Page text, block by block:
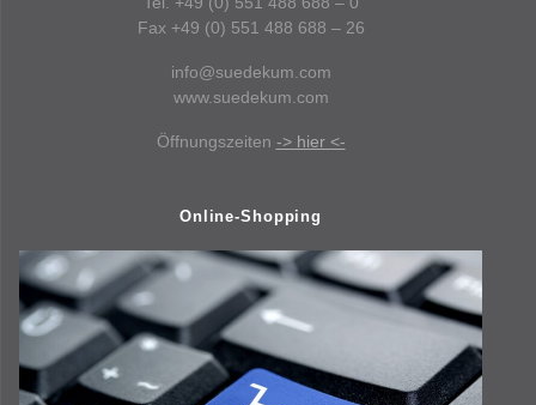
Fax +49 (0) 551 488 688 – 26
info@suedekum.com
www.suedekum.com
Öffnungszeiten -> hier <-
Online-Shopping